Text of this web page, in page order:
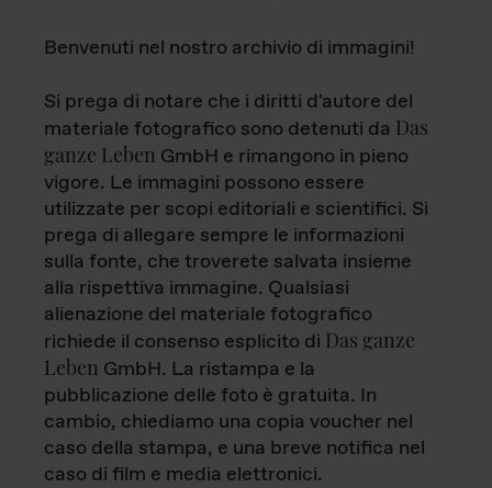
Benvenuti nel nostro archivio di immagini!
Si prega di notare che i diritti d'autore del
materiale fotografico sono detenuti da Das
ganze Leben GmbH e rimangono in pieno
vigore. Le immagini possono essere
utilizzate per scopi editoriali e scientifici. Si
prega di allegare sempre le informazioni
sulla fonte, che troverete salvata insieme
alla rispettiva immagine. Qualsiasi
alienazione del materiale fotografico
richiede il consenso esplicito di Das ganze
Leben GmbH. La ristampa e la
pubblicazione delle foto è gratuita. In
cambio, chiediamo una copia voucher nel
caso della stampa, e una breve notifica nel
caso di film e media elettronici.